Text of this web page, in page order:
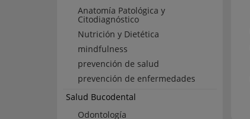
Anatomía Patológica y
Citodiagnóstico
Nutrición y Dietética
mindfulness
prevención de salud
prevención de enfermedades
Salud Bucodental
Odontología